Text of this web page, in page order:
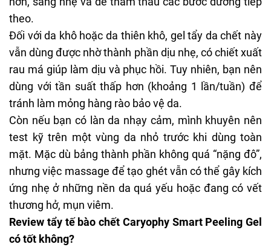
theo.
Đối vớida khôhoặc da thiên khô, gel tẩy da chết này
vẫn dùng được nhờ thành phần dịu nhẹ, có chiết xuất
rau má giúp làm dịu và phục hồi. Tuy nhiên, bạn nên
dùng với tần suất thấp hơn (khoảng 1 lần/tuần) để
tránh làm mỏng hàng rào bảo vệ da.
Còn nếu bạn có làn da nhạy cảm, mình khuyên nên
test kỹ trên một vùng da nhỏ trước khi dùng toàn
mặt. Mặc dù bảng thành phần không quá “nặng đô”,
nhưng việc massage để tạo ghét vẫn có thể gây kích
ứng nhẹ ở những nền da quá yếu hoặc đang có vết
thương hở, mụn viêm.
Review tẩy tế bào chết Caryophy Smart Peeling Gel
có tốt không?